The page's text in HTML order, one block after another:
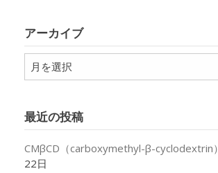
ー
アーカイブ
ア
ー
ブ
最近の投稿
CMβCD（carboxymethyl-β-cyclodextrin）
22日